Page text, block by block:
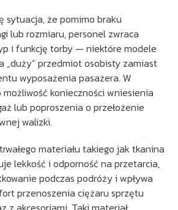
sytuacja, że pomimo braku
lub rozmiaru, personel zwraca
i funkcję torby — niektóre modele
„duży” przedmiot osobisty zamiast
wyposażenia pasażera. W
konieczności wniesienia
lub poproszenia o przełożenie
walizki.
materiału takiego jak tkanina
lekkość i odporność na przetarcia,
podczas podróży i wpływa
przenoszenia ciężaru sprzętu